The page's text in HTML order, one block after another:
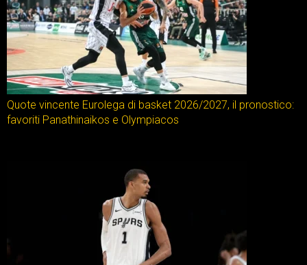
Quote vincente Eurolega di basket 2026/2027, il pronostico:
favoriti Panathinaikos e Olympiacos